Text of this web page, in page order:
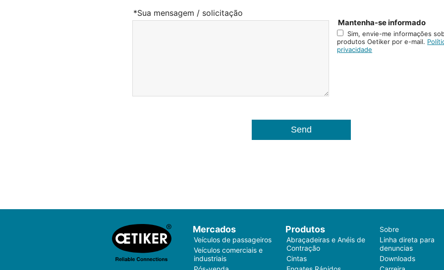
*Sua mensagem / solicitação
Mantenha-se informado
Sim, envie-me informações
produtos Oetiker por e-mail.
privacidade
Mercados
Veículos de passageiros
Veículos comerciais e
industriais
Produtos
Abraçadeiras e Anéis de
Contração
Cintas
Sobre
Linha direta para
denuncias
Downloads